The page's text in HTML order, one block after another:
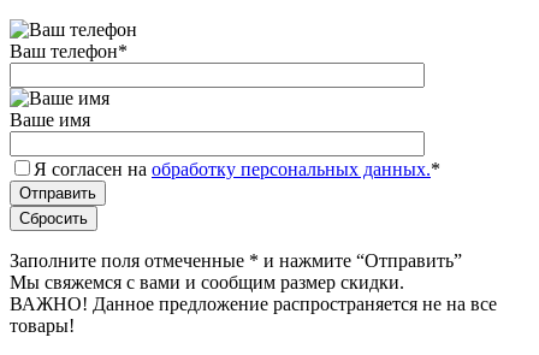
Ваш телефон*
Ваше имя
Я согласен на обработку персональных данных.*
Заполните поля отмеченные * и нажмите “Отправить”
Мы свяжемся с вами и сообщим размер скидки.
ВАЖНО! Данное предложение распространяется не на все
товары!